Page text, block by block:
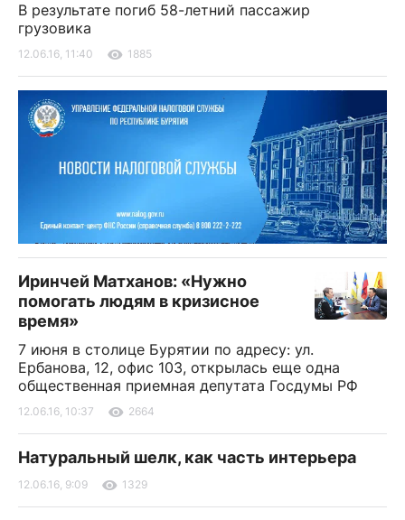
В результате погиб 58-летний пассажир
грузовика
12.06.16, 11:40 1885
Иринчей Матханов: «Нужно
помогать людям в кризисное
время»
7 июня в столице Бурятии по адресу: ул.
Ербанова, 12, офис 103, открылась еще одна
общественная приемная депутата Госдумы РФ
12.06.16, 10:37 2664
Натуральный шелк, как часть интерьера
12.06.16, 9:09 1329